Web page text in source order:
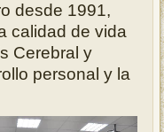
desde 1991,
calidad de vida
Cerebral y
personal y la